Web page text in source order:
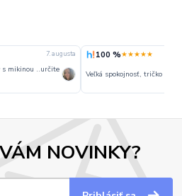
7. augusta
s mikinou ..určite
100 %★★★★★
Veľká spokojnosť, tričko
NOVINKY?